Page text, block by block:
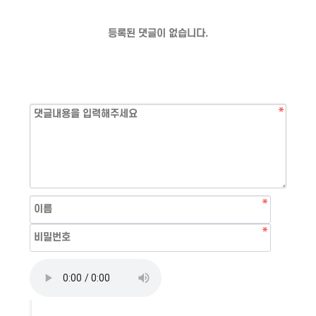
등록된 댓글이 없습니다.